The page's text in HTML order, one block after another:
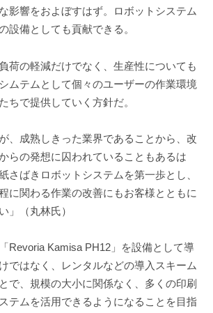
影響をおよぼすはず。ロボットシステム
設備としても貢献できる。
荷の軽減だけでなく、生産性についても
ムテムとして個々のユーザーの作業環境
ちで提供していく方針だ。
、成熟しきった業界であることから、改
らの発想に囚われていることもあるは
さばきロボットシステムを第一歩とし、
に関わる作業の改善にもお客様とともに
」（丸林氏）
Revoria Kamisa PH12」を設備として導
ではなく、レンタルなどの導入スキーム
で、規模の大小に関係なく、多くの印刷
テムを活用できるようになることを目指